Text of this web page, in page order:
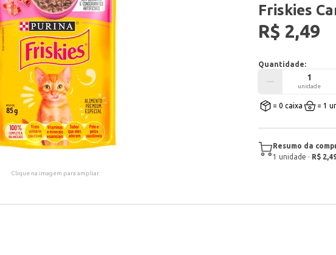
Clique na imagem para ampliar.
Friskies
R$ 2,49
Quantidade:
unidade
= 0 caixa = 1
Resumo da
1 unidade · R$